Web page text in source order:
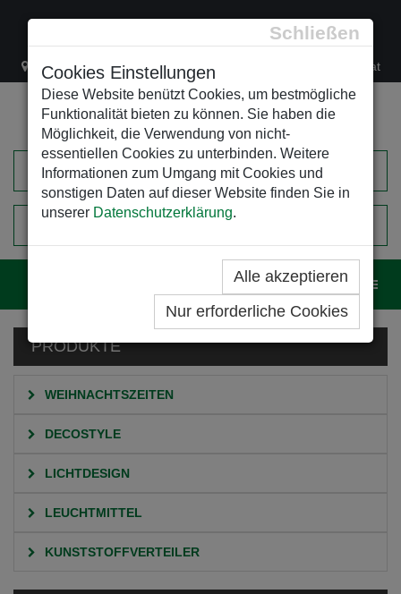
Schließen
Cookies Einstellungen
Diese Website benützt Cookies, um bestmögliche
Funktionalität bieten zu können. Sie haben die
Möglichkeit, die Verwendung von nicht-
essentiellen Cookies zu unterbinden. Weitere
Informationen zum Umgang mit Cookies und
sonstigen Daten auf dieser Website finden Sie in
unserer Datenschutzerklärung.
Alle akzeptieren
Nur erforderliche Cookies
Lacknergasse 78 +43/1/470 37 00 office@leso.at
EINKAUFSWAGEN
PRODUKTE
WEIHNACHTSZEITEN
DECOSTYLE
LICHTDESIGN
LEUCHTMITTEL
KUNSTSTOFFVERTEILER